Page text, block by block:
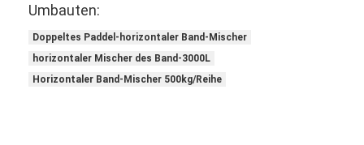
Umbauten:
Doppeltes Paddel-horizontaler Band-Mischer
horizontaler Mischer des Band-3000L
Horizontaler Band-Mischer 500kg/Reihe